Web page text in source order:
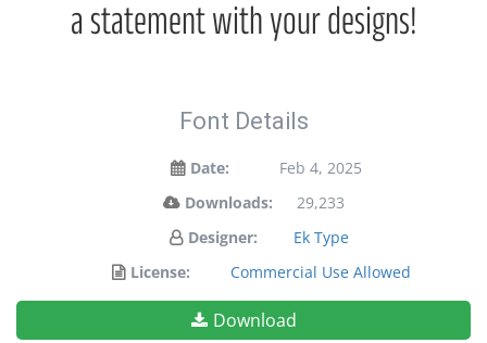
a statement with your designs!
Font Details
Date:
Feb 4, 2025
Downloads:
29,233
Designer:
Ek Type
License:
Commercial Use Allowed
Download